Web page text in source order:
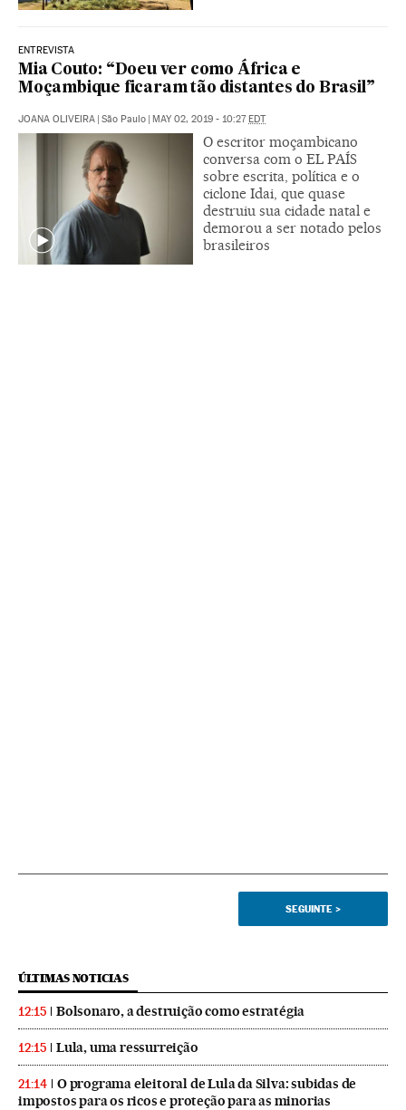
ENTREVISTA
Mia Couto: “Doeu ver como África e
Moçambique ficaram tão distantes do Brasil”
JOANA OLIVEIRA | São Paulo | MAY 02, 2019 - 10:27EDT
O escritor moçambicano
conversa com o EL PAÍS
sobre escrita, política e o
ciclone Idai, que quase
destruiu sua cidade natal e
demorou a ser notado pelos
brasileiros
SEGUINTE >
ÚLTIMAS NOTICIAS
12:15 Bolsonaro, a destruição como estratégia
12:15 Lula, uma ressurreição
21:14
O programa eleitoral de Lula da Silva: subidas de
impostos para os ricos e proteção para as minorias